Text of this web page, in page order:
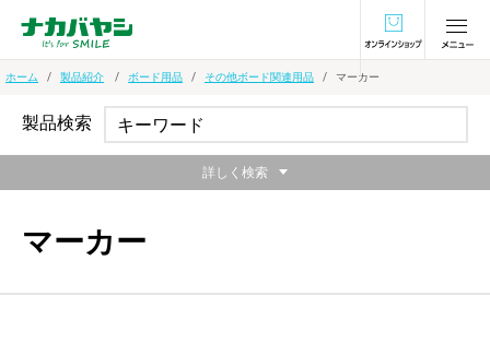
オンラインショ
ホーム 製品紹介 ボード用品 その他ボード関連用品 マーカー
マーカー
製品検索
詳しく検索